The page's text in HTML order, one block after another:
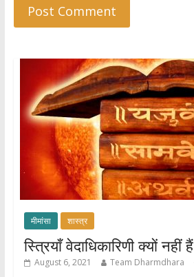
मीमांसा शास्त्र
स्त्रियाँ वेदाधिकारिणी क्यों नहीं हैं
August 6, 2021 Team Dharmdhara